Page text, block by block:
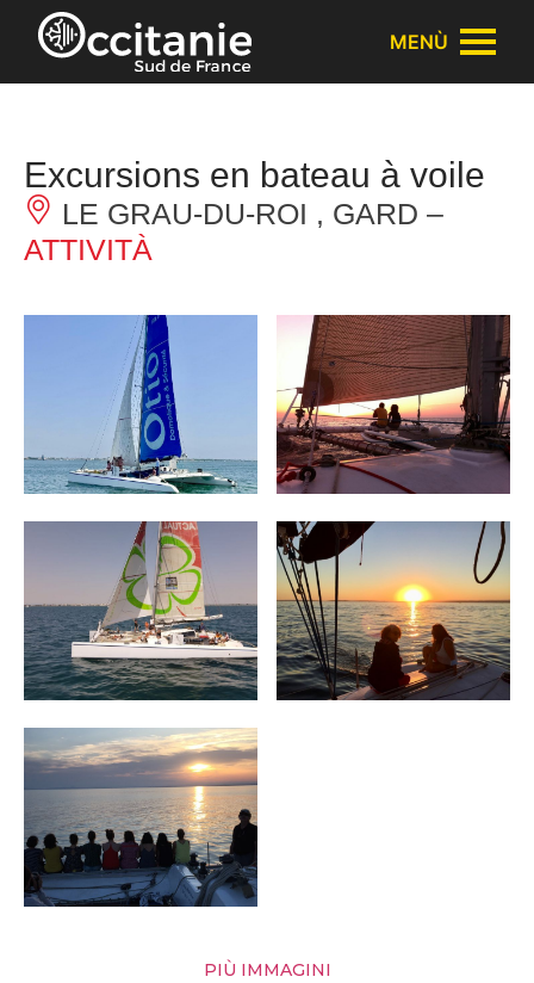
Pannello di gestione dei cookies
MENÙ
Excursions en bateau à voile
LE GRAU-DU-ROI , GARD –
ATTIVITÀ
PIÙ IMMAGINI